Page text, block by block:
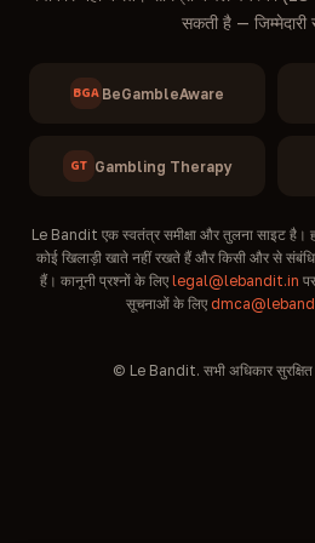
सकती है —
BGA BeGambleAware
GT Gambling Therapy
Le Bandit एक स्वतंत्र समीक्षा और तुलना साइट
कोई खिलाड़ी खाते नहीं रखते हैं और किसी और से
हैं। कानूनी प्रश्नों के लिए legal@lebandit.in
सूचनाओं के लिए
© Le Bandit. सभी अधिकार सुरक्षित